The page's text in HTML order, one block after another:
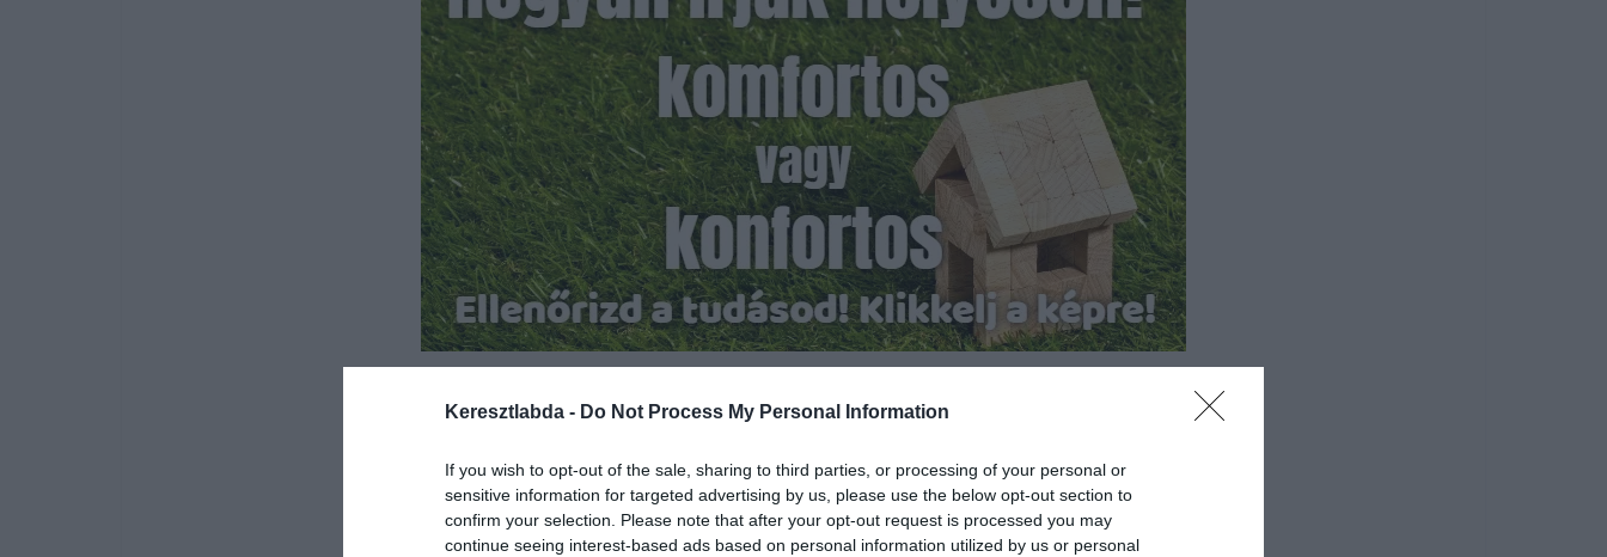
Keresztlabda - Do Not Process My Personal Information
If you wish to opt-out of the sale, sharing to third parties, or processing of your personal or
sensitive information for targeted advertising by us, please use the below opt-out section to
confirm your selection. Please note that after your opt-out request is processed you may
continue seeing interest-based ads based on personal information utilized by us or personal
Hirdetés